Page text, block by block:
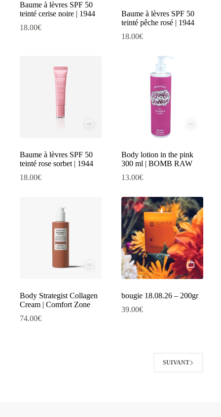
Baume à lèvres SPF 50
teinté cerise noire | 1944
18.00€
Baume à lèvres SPF 50
teinté pêche rosé | 1944
18.00€
Baume à lèvres SPF 50
teinté rose sorbet | 1944
18.00€
Body lotion in the pink
300 ml | BOMB RAW
13.00€
Body Strategist Collagen
Cream | Comfort Zone
74.00€
bougie 18.08.26 – 200gr
39.00€
SUIVANT